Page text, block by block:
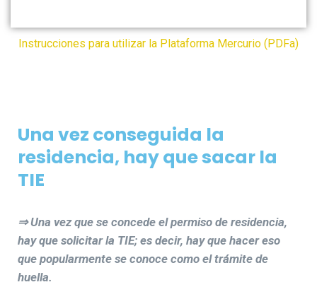
Instrucciones para utilizar la Plataforma Mercurio (PDFa)
Una vez conseguida la
residencia, hay que sacar la
TIE
⇒ Una vez que se concede el permiso de residencia,
hay que solicitar la TIE; es decir, hay que hacer eso
que popularmente se conoce como el trámite de
huella.